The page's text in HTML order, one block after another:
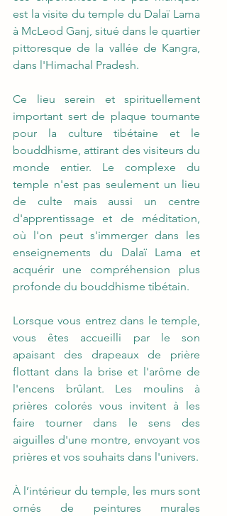
est la visite du temple du Dalaï Lama
à McLeod Ganj, situé dans le quartier
pittoresque de la vallée de Kangra,
dans l'Himachal Pradesh.
Ce lieu serein et spirituellement
important sert de plaque tournante
pour la culture tibétaine et le
bouddhisme, attirant des visiteurs du
monde entier. Le complexe du
temple n'est pas seulement un lieu
de culte mais aussi un centre
d'apprentissage et de méditation,
où l'on peut s'immerger dans les
enseignements du Dalaï Lama et
acquérir une compréhension plus
profonde du bouddhisme tibétain.
Lorsque vous entrez dans le temple,
vous êtes accueilli par le son
apaisant des drapeaux de prière
flottant dans la brise et l'arôme de
l'encens brûlant. Les moulins à
prières colorés vous invitent à les
faire tourner dans le sens des
aiguilles d'une montre, envoyant vos
prières et vos souhaits dans l'univers.
À l’intérieur du temple, les murs sont
ornés de peintures murales